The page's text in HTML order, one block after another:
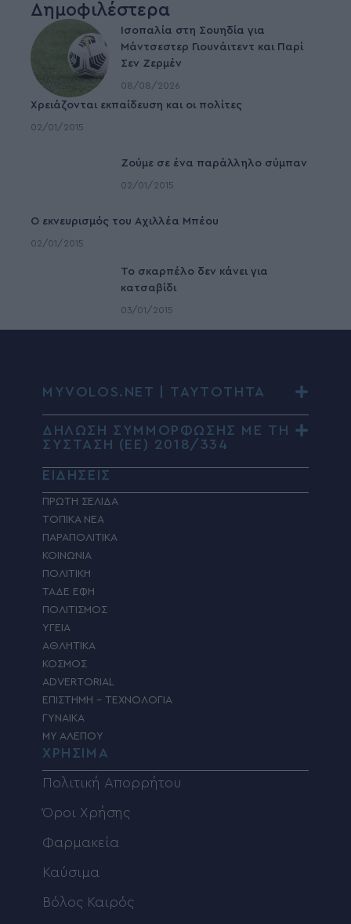
Δημοφιλέστερα
Ισοπαλία στη Σουηδία για
Μάντσεστερ Γιουνάιτεντ και Παρί
Σεν Ζερμέν
08/08/2026
Χρειάζονται εκπαίδευση και οι πολίτες
02/01/2015
Ζούμε σε ένα παράλληλο σύμπαν
02/01/2015
Ο εκνευρισμός του Αχιλλέα Μπέου
02/01/2015
To σκαρπέλο δεν κάνει για
κατσαβίδι
03/01/2015
MYVOLOS.NET | ΤΑΥΤΟΤΗΤΑ
ΔΗΛΩΣΗ ΣΥΜΜΟΡΦΩΣΗΣ ΜΕ ΤΗ
ΣΥΣΤΑΣΗ (ΕΕ) 2018/334
ΕΙΔΗΣΕΙΣ
ΠΡΩΤΗ ΣΕΛΙΔΑ
ΤΟΠΙΚΑ ΝΕΑ
ΠΑΡΑΠΟΛΙΤΙΚΑ
ΚΟΙΝΩΝΙΑ
ΠΟΛΙΤΙΚΗ
ΤΑΔΕ ΕΦΗ
ΠΟΛΙΤΙΣΜΟΣ
ΥΓΕΙΑ
ΑΘΛΗΤΙΚΑ
ΚΟΣΜΟΣ
ADVERTORIAL
ΕΠΙΣΤΗΜΗ – ΤΕΧΝΟΛΟΓΙΑ
ΓΥΝΑΙΚΑ
MY ΑΛΕΠΟΥ
ΧΡΗΣΙΜΑ
Πολιτική Απορρήτου
Όροι Χρήσης
Φαρμακεία
Καύσιμα
Βόλος Καιρός